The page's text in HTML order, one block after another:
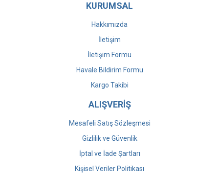
KURUMSAL
Hakkımızda
İletişim
İletişim Formu
Havale Bildirim Formu
Kargo Takibi
ALIŞVERİŞ
Mesafeli Satış Sözleşmesi
Gizlilik ve Güvenlik
İptal ve İade Şartları
Kişisel Veriler Politikası